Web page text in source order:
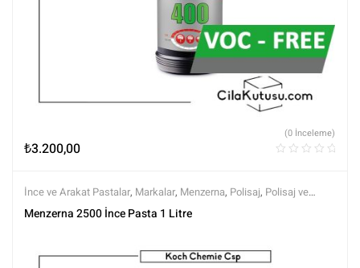
₺3.200,00
(0 İnceleme)
İnce ve Arakat Pastalar, Markalar, Menzerna, Polisaj, Polisaj ve
Parlatma,Tüm Ürünler ,Tüm Ürünler
Menzerna 2500 İnce Pasta 1 Litre